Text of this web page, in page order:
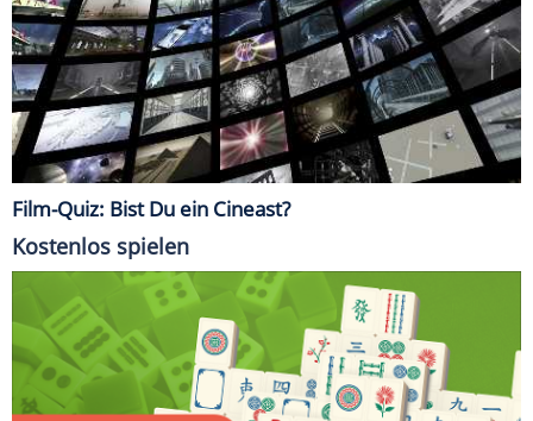
Film-Quiz: Bist Du ein Cineast?
Kostenlos spielen